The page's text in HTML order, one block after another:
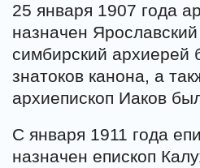
25 января 1907 года
назначен
симбирский
знатоков канона, а
архиепископ Иаков
С января 1911 года
назначен епископ